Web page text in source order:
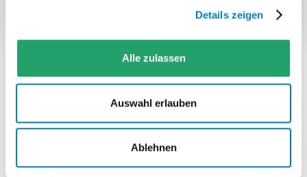
Details zeigen
Alle zulassen
Auswahl erlauben
Ablehnen
VERGLEICH
Stapler per Zuruf oder WMS-
gesteuert?